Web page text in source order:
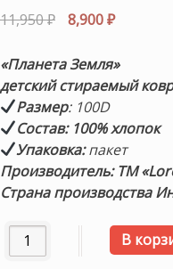
11,950₽
Первоначальная
составляла
11,950 ₽.
8,900₽Текущая
8,900 ₽.
«Планета Земля»
детский стираемый
Размер: 100D
Состав: 100% хлопок
Упаковка:пакет
Производитель: ТМ
Страна производства
Количество товара
В